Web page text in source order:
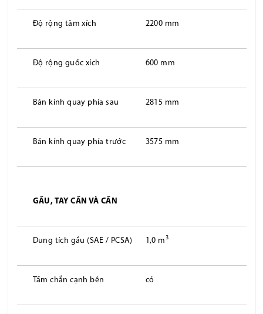
Độ rộng tâm xích 2200 mm
Độ rộng guốc xích 600 mm
Bán kính quay phía sau 2815 mm
Bán kính quay phía trước 3575 mm
GẦU, TAY CẦN VÀ CẦN
Dung tích gầu (SAE / PCSA) 1,0 m3
Tấm chắn cạnh bên có